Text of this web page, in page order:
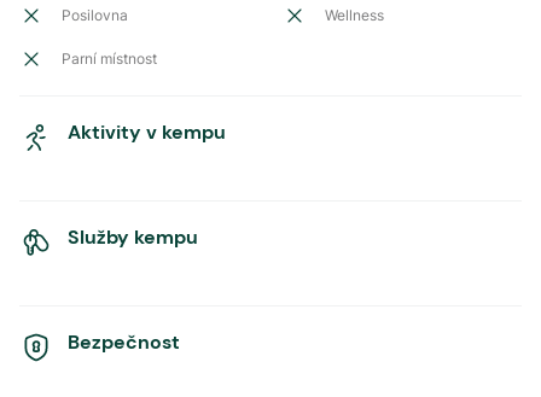
Posilovna Wellness
Parní místnost
Aktivity v kempu
Služby kempu
Bezpečnost